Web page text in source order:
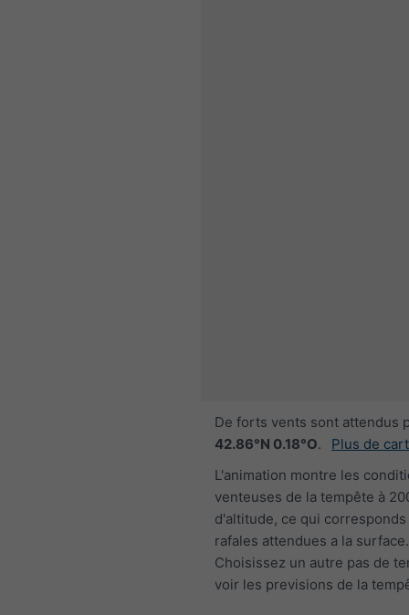
De forts vents sont attendus
42.86°N 0.18°O.
Plus de
L'animation montre les
venteuses de la tempête à
d'altitude, ce qui
rafales attendues a la surface.
Choisissez un autre pas de
voir les previsions de la